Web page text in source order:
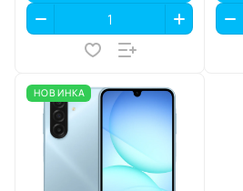
НОВИНКА